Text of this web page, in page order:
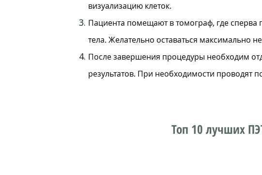
визуализацию клеток.
Пациента помещают в томограф, где сперва
тела. Желательно оставаться максимально
После завершения процедуры необходим
результатов. При необходимости проводят
Топ 10 лучших